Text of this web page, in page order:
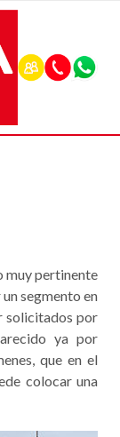
muy pertinente
segmento en
solicitados por
ya por
que en el
colocar una